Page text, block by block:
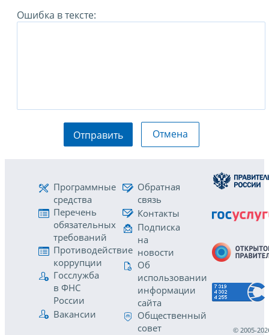
Ошибка в тексте:
Отправить Отмена
Программные
средства
Перечень
обязательных
требований
Противодействие
коррупции
Госслужба
в ФНС
России
Вакансии
Обратная
связь
Контакты
Подписка
на
новости
Об
использовании
информации
сайта
Общественный
совет
© 2005-